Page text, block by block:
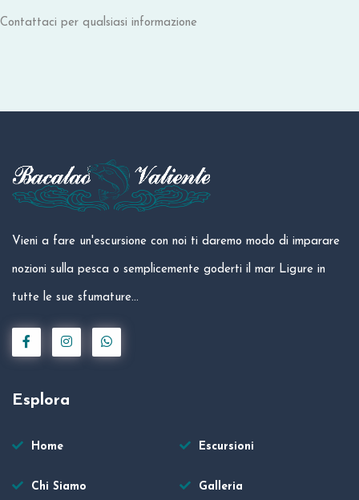
Contattaci per qualsiasi informazione
Vieni a fare un'escursione con noi ti daremo modo di imparare
nozioni sulla pesca o semplicemente goderti il mar Ligure in
tutte le sue sfumature...
Esplora
Home
Chi Siamo
Escursioni
Galleria